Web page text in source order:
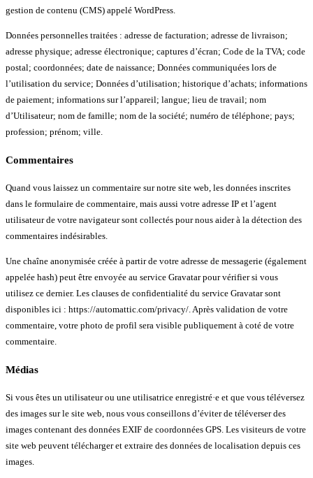
gestion de contenu (CMS) appelé WordPress.
Données personnelles traitées : adresse de facturation; adresse de livraison;
adresse physique; adresse électronique; captures d’écran; Code de la TVA; code
postal; coordonnées; date de naissance; Données communiquées lors de
l’utilisation du service; Données d’utilisation; historique d’achats; informations
de paiement; informations sur l’appareil; langue; lieu de travail; nom
d’Utilisateur; nom de famille; nom de la société; numéro de téléphone; pays;
profession; prénom; ville.
Commentaires
Quand vous laissez un commentaire sur notre site web, les données inscrites
dans le formulaire de commentaire, mais aussi votre adresse IP et l’agent
utilisateur de votre navigateur sont collectés pour nous aider à la détection des
commentaires indésirables.
Une chaîne anonymisée créée à partir de votre adresse de messagerie (également
appelée hash) peut être envoyée au service Gravatar pour vérifier si vous
utilisez ce dernier. Les clauses de confidentialité du service Gravatar sont
disponibles ici : https://automattic.com/privacy/. Après validation de votre
commentaire, votre photo de profil sera visible publiquement à coté de votre
commentaire.
Médias
Si vous êtes un utilisateur ou une utilisatrice enregistré·e et que vous téléversez
des images sur le site web, nous vous conseillons d’éviter de téléverser des
images contenant des données EXIF de coordonnées GPS. Les visiteurs de votre
site web peuvent télécharger et extraire des données de localisation depuis ces
images.